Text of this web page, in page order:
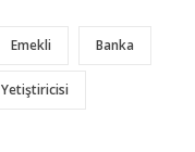
Emekli Banka
Yetiştiricisi